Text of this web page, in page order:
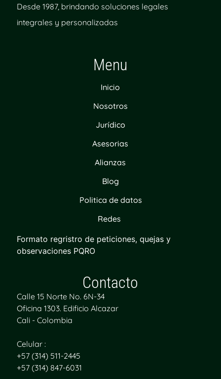
Desde 1987, brindando soluciones legales
integrales y personalizadas
Menu
Inicio
Nosotros
Jurídico
Asesorias
Alianzas
Blog
Politica de datos
Redes
Formato regristro de peticiones, quejas y
observaciones PQRO
Contacto
Calle 15 Norte No. 6N-34
Oficina 1303. Edificio Alcazar
Cali - Colombia
Celular :
+57 (314) 511-2445
+57 (314) 847-6031